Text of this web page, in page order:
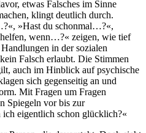
etwas Falsches im Sinne
klingt deutlich durch.
»Hast du schonmal…?«,
wenn…?« zeigen, wie tief
in der sozialen
Falsch erlaubt. Die Stimmen
auch im Hinblick auf psychische
sich gegenseitig an und
Mit Fragen um Fragen
Spiegeln vor bis zur
eigentlich schon glücklich?«